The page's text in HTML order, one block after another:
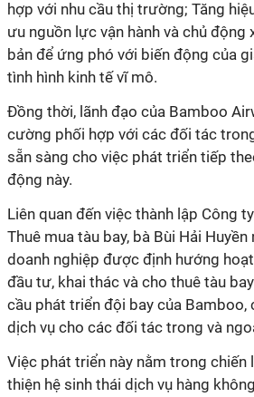
hợp với nhu cầu thị trường; Tăng
ưu nguồn lực vận hành và chủ động
bản để ứng phó với biến động của
tình hình kinh tế vĩ mô.
Đồng thời, lãnh đạo của Bamboo
cường phối hợp với các đối tác
sẵn sàng cho việc phát triển tiếp
động này.
Liên quan đến việc thành lập Công
Thuê mua tàu bay, bà Bùi Hải
doanh nghiệp được định hướng
đầu tư, khai thác và cho thuê tàu
cầu phát triển đội bay của Bamboo,
dịch vụ cho các đối tác trong và
Việc phát triển này nằm trong
thiện hệ sinh thái dịch vụ hàng